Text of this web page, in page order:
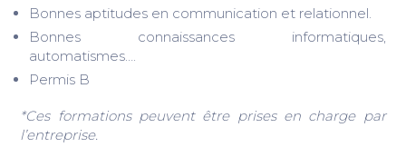
Bonnes aptitudes en communication et relationnel.
Bonnes connaissances informatiques,
automatismes….
Permis B
*Ces formations peuvent être prises en charge par
l’entreprise.